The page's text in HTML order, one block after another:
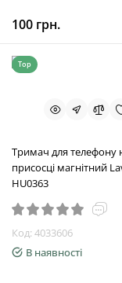
100 грн.
Top
Тримач для телефону
присосці магнітний
HU0363
Код: 4033606
В наявності